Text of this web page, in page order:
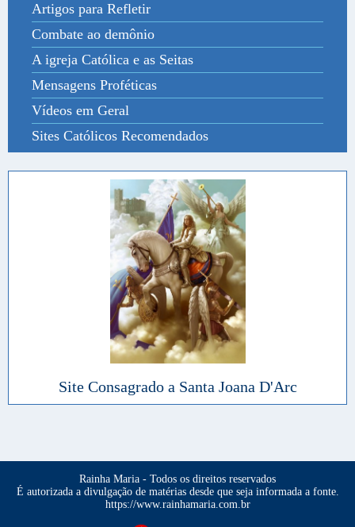
Artigos para Refletir
Combate ao demônio
A igreja Católica e as Seitas
Mensagens Proféticas
Vídeos em Geral
Sites Católicos Recomendados
Site Consagrado a Santa Joana D'Arc
Rainha Maria - Todos os direitos reservados
É autorizada a divulgação de matérias desde que seja informada a fonte.
https://www.rainhamaria.com.br